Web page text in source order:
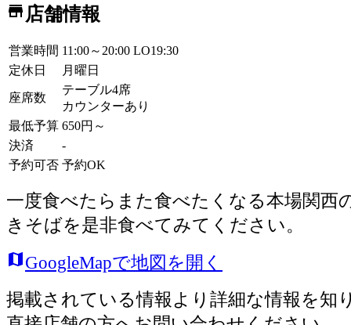
store 店舗情報
営業時間 11:00～20:00 LO19:30
定休日
月曜日
座席数
テーブル4席
カウンターあり
最低予算 650円 ～
決済
-
予約可否 予約OK
一度食べたらまた食べたくなる本場関西
きそばを是非食べてみてください。
mapGoogleMapで地図を開く
掲載されている情報より詳細な情報を知